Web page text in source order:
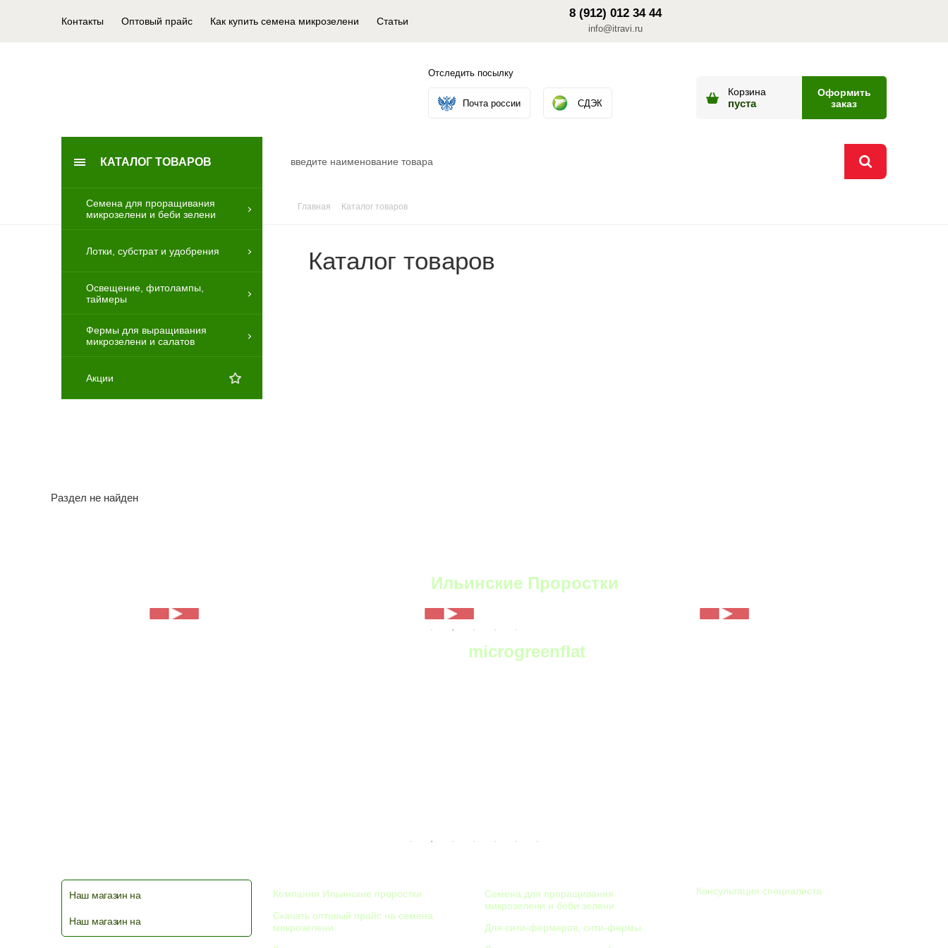
Контакты Оптовый прайс Как купить семена микрозелени Статьи
8 (912) 012 34 44
info@itravi.ru
Отследить посылку
Почта россии СДЭК
Корзина
пуста
Оформить
заказ
КАТАЛОГ ТОВАРОВ
Семена для проращивания
микрозелени и беби зелени
Лотки, субстрат и удобрения
Освещение, фитолампы,
таймеры
Фермы для выращивания
микрозелени и салатов
Акции
Главная Каталог товаров
Каталог товаров
Раздел не найден
Ильинские Проростки
microgreenflat
Наш магазин на
Наш магазин на
Компания Ильинские проростки
Скачать оптовый прайс на семена
микрозелени
Семена для проращивания
микрозелени и беби зелени
Для сити-фермеров, сити-фермы
Консультация специалиста